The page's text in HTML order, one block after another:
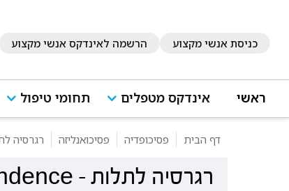
כניסת אנשי מקצוע הרשמה לאינדקס אנשי מקצוע
ראשי אינדקס מטפלים תחומי טיפול
דף הבית פסיכופדיה פסיכואנליזה רגרסיה
- רגרסיה לתלות